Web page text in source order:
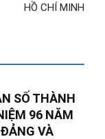
HỒ CHÍ MINH
SỐ THÀNH
96 NĂM
VÀ